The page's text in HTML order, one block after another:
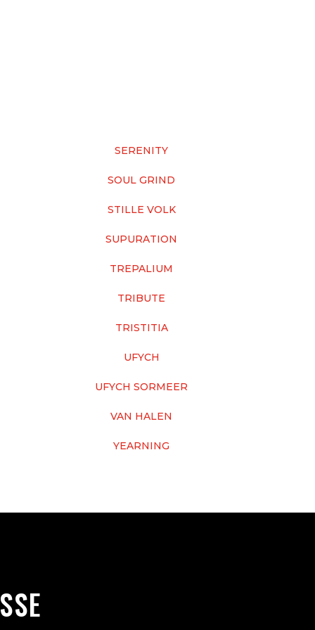
SERENITY
SOUL GRIND
STILLE VOLK
SUPURATION
TREPALIUM
TRIBUTE
TRISTITIA
UFYCH
UFYCH SORMEER
VAN HALEN
YEARNING